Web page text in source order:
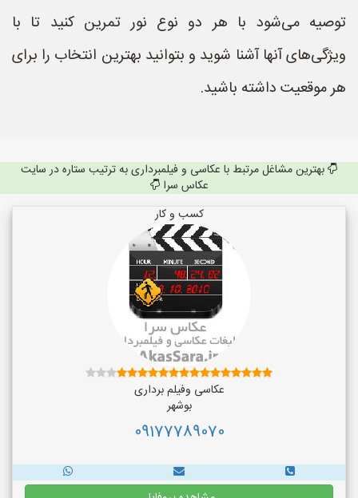
توصیه می‌شود با هر دو نوع نور تمرین کنید تا با
ویژگی‌های آنها آشنا شوید و بتوانید بهترین انتخاب را برای
هر موقعیت داشته باشید.
بهترین مشاغل مرتبط با عکاسی و فیلمبرداری به ترتیب ستاره در سایت
عکاس سرا
کسب و کار
عکاسی وفیلم برداری
بوشهر
09177789070